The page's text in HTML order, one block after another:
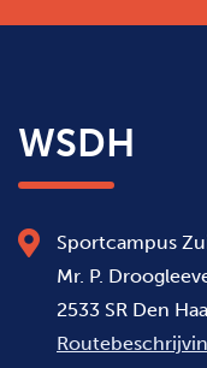
WSDH
Sportcampus
Mr. P.
2533 SR Den